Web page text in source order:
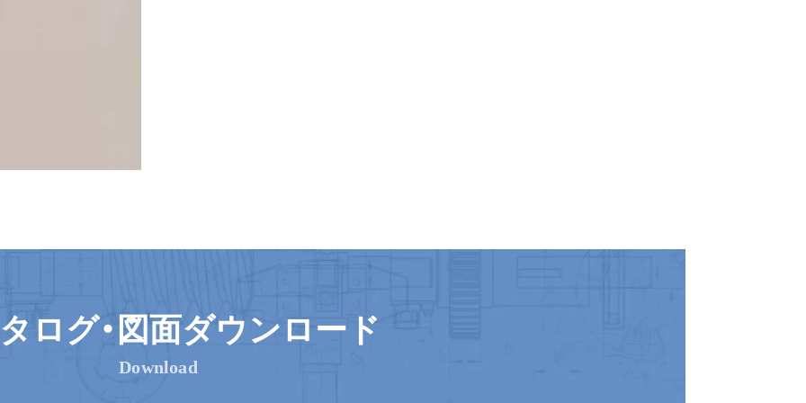
ログ・ 図面ダウンロード
Download